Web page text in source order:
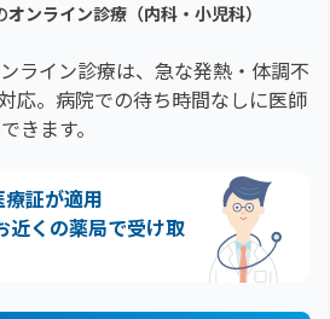
オンライン診療（内科・小児科）
ライン診療は、急な発熱・体調不
応。 病院での待ち時間なしに医師
きます。
証が適用
近くの薬局で受け取